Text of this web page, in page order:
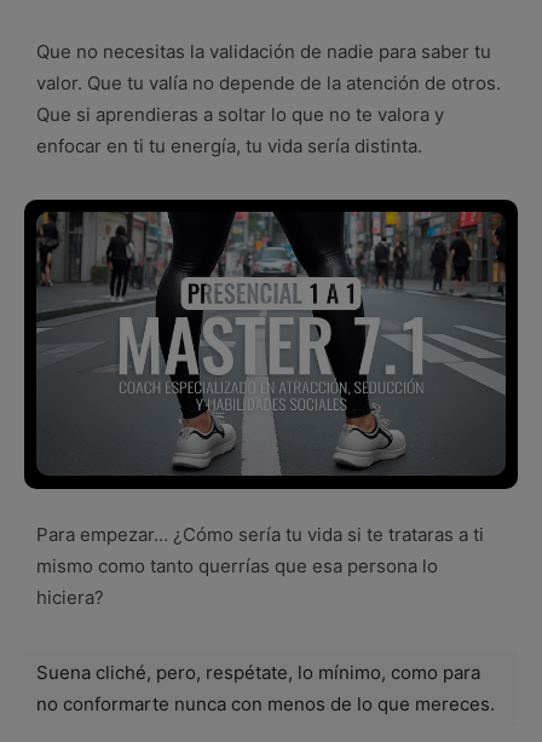
Que no necesitas la validación de nadie para saber tu
valor. Que tu valía no depende de la atención de otros.
Que si aprendieras a soltar lo que no te valora y
enfocar en ti tu energía, tu vida sería distinta.
Para empezar… ¿Cómo sería tu vida si te trataras a ti
mismo como tanto querrías que esa persona lo
hiciera?
Suena cliché, pero, respétate, lo mínimo, como para
no conformarte nunca con menos de lo que mereces.